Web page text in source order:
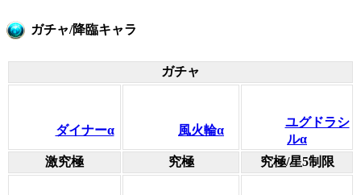
ガチャ/降臨キャラ
ガチャ
ダイナーα 風火輪α
ユグドラシ
ルα
激究極
究極 究極/星5制限